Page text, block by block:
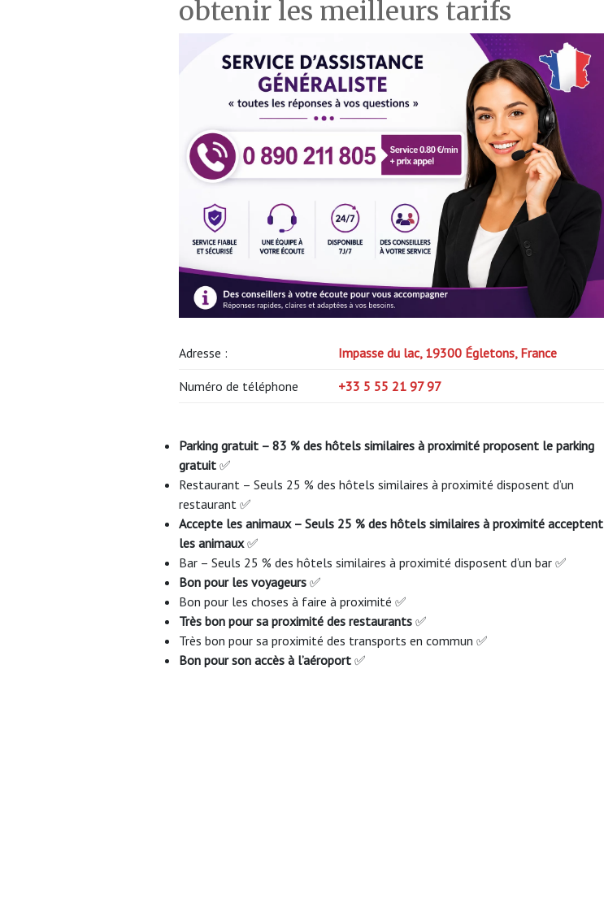
obtenir les meilleurs tarifs
Adresse : Impasse du lac, 19300 Égletons, France
Numéro de téléphone +33 5 55 21 97 97
Parking gratuit – 83 % des hôtels similaires à proximité proposent le parking
gratuit ✅
Restaurant – Seuls 25 % des hôtels similaires à proximité disposent d’un
restaurant ✅
Accepte les animaux – Seuls 25 % des hôtels similaires à proximité acceptent
les animaux✅
Bar – Seuls 25 % des hôtels similaires à proximité disposent d’un bar ✅
Bon pour les voyageurs ✅
Bon pour les choses à faire à proximité ✅
Très bon pour sa proximité des restaurants ✅
Très bon pour sa proximité des transports en commun ✅
Bon pour son accès à l’aéroport ✅